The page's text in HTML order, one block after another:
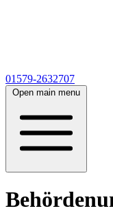
01579-2632707
Open main menu